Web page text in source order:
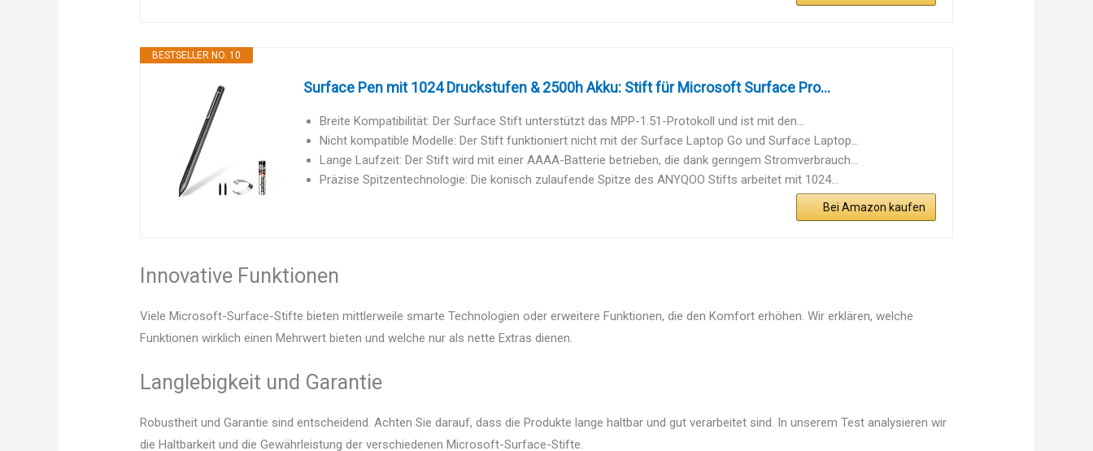
BESTSELLER NO. 10
Surface Pen mit 1024 Druckstufen & 2500h Akku: Stift für Microsoft Surface Pro...
Breite Kompatibilität: Der Surface Stift unterstützt das MPP-1.51-Protokoll und ist mit den...
Nicht kompatible Modelle: Der Stift funktioniert nicht mit der Surface Laptop Go und Surface Laptop...
Lange Laufzeit: Der Stift wird mit einer AAAA-Batterie betrieben, die dank geringem Stromverbrauch...
Präzise Spitzentechnologie: Die konisch zulaufende Spitze des ANYQOO Stifts arbeitet mit 1024...
Bei Amazon kaufen
Innovative Funktionen
Viele Microsoft-Surface-Stifte bieten mittlerweile smarte Technologien oder erweitere Funktionen, die den Komfort erhöhen. Wir erklären, welche
Funktionen wirklich einen Mehrwert bieten und welche nur als nette Extras dienen.
Langlebigkeit und Garantie
Robustheit und Garantie sind entscheidend. Achten Sie darauf, dass die Produkte lange haltbar und gut verarbeitet sind. In unserem Test analysieren wir
die Haltbarkeit und die Gewährleistung der verschiedenen Microsoft-Surface-Stifte.